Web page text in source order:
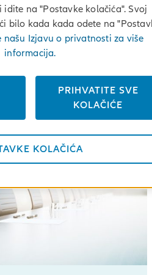
i vrijednosti
i sa predviđanjima. Za nas
na "Postavke kolačića". Svoj
bilo kada kada odete na
našu Izjavu o privatnosti za više
informacija.
PRIHVATITE SVE
KOLAČIĆE
KOLAČIĆA